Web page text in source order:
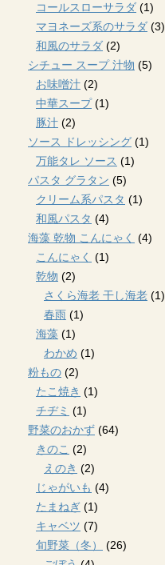
コールスローサラダ (1)
マヨネーズ系のサラダ (3)
和風のサラダ (2)
シチュー スープ 汁物 (5)
お味噌汁 (2)
中華スープ(1)
豚汁 (2)
ソース ドレッシング (1)
万能タレ ソース (1)
パスタ グラタン (5)
クリーム系パスタ (1)
和風パスタ (4)
海藻 乾物 こんにゃく (4)
こんにゃく (1)
乾物 (2)
さくら海老 干し海老 (1)
春雨 (1)
海藻 (1)
わかめ (1)
粉もの (2)
たこ焼き (1)
チヂミ (1)
野菜のおかず (64)
きのこ (2)
えのき (2)
じゃがいも (4)
たまねぎ (1)
キャベツ (7)
旬野菜（冬）
(26)